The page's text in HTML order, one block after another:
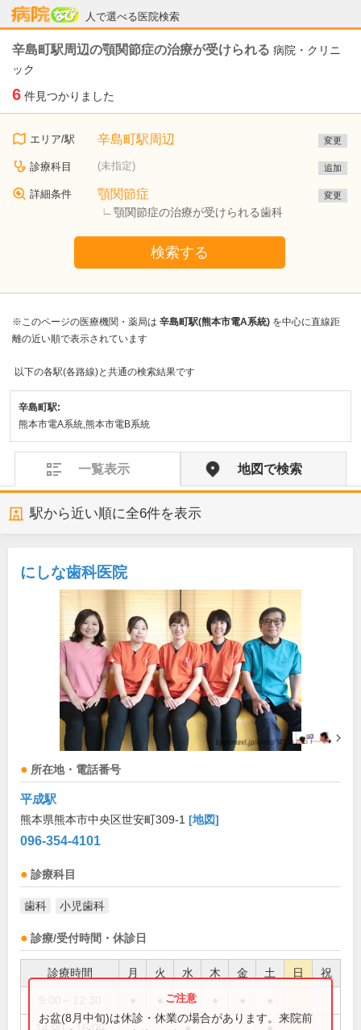
人で選べる医院検索
病院なび
辛島町駅周辺の顎関節症の治療が受けられる 病院・クリニ
ック
6 件見つかりました
エリア/駅 辛島町駅周辺 変更
診療科目 (未指定) 追加
詳細条件 顎関節症
顎関節症の治療が受けられる歯科
変更
検索する
※このページの医療機関・薬局は 辛島町駅(熊本市電A系統) を中心に直線距
離の近い順で表示されています
以下の各駅(各路線)と共通の検索結果です
辛島町駅:
熊本市電A系統,熊本市電B系統
一覧表示 地図で検索
駅から近い順に全6件を表示
にしな歯科医院
所在地・電話番号
平成駅
熊本県熊本市中央区世安町309-1 [地図]
096-354-4101
診療科目
歯科 小児歯科
診療/受付時間・休診日
診療時間 月 火 水 木 金 土 日 祝
●
お盆(8月中旬)は休診・休業の場合があります。来院前